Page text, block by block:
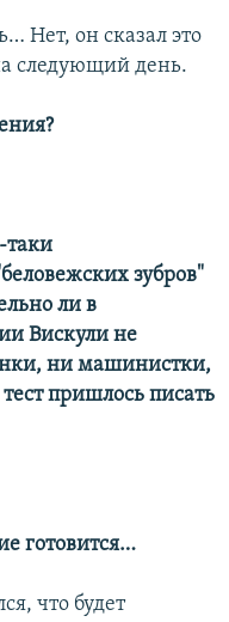
Нет, он сказал это
следующий день.
таки
зубров"
ли в
Вискули не
ни машинистки,
пришлось писать
готовится…
что будет